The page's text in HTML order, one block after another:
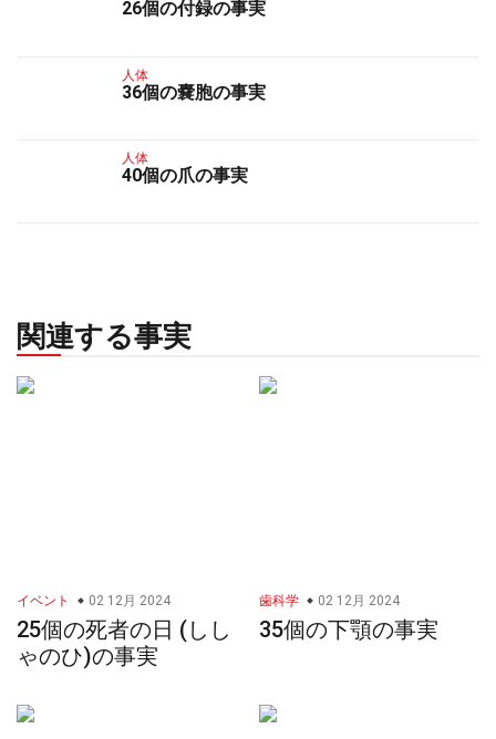
26個の付録の事実
人体
36個の嚢胞の事実
人体
40個の爪の事実
関連する事実
イベント 02 12月 2024
25個の死者の日 (しし
ゃのひ)の事実
歯科学 02 12月 2024
35個の下顎の事実